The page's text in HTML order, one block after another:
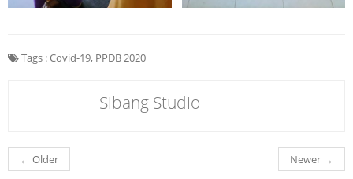
Tags :Covid-19, PPDB 2020
Sibang Studio
← Older Newer →